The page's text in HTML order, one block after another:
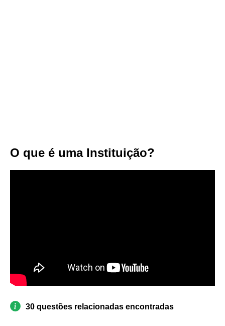
O que é uma Instituição?
30 questões relacionadas encontradas